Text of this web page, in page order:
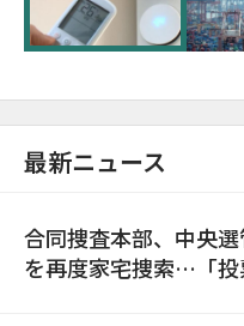
最新ニュース
合同捜査本部、中央
を再度家宅捜索…「投